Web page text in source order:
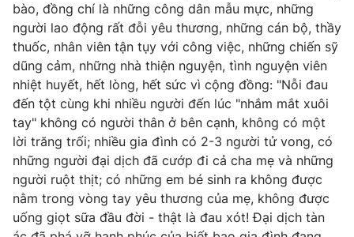
bào, đồng chí là những công dân mẫu mực, những
người lao động rất đỗi yêu thương, những cán bộ, thầy
thuốc, nhân viên tận tụy với công việc, những chiến sỹ
dũng cảm, những nhà thiện nguyện, tình nguyện viên
nhiệt huyết, hết lòng, hết sức vì cộng đồng: "Nỗi đau
đến tột cùng khi nhiều người đến lúc "nhắm mắt xuôi
tay" không có người thân ở bên cạnh, không có một
lời trăng trối; nhiều gia đình có 2-3 người tử vong, có
những người đại dịch đã cướp đi cả cha mẹ và những
người ruột thịt; có những em bé sinh ra không được
nằm trong vòng tay yêu thương của mẹ, không được
uống giọt sữa đầu đời - thật là đau xót! Đại dịch tàn